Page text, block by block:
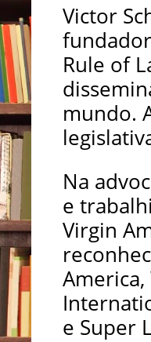
Victor
Rule of
mundo.
Na
e
Virgin
e Super